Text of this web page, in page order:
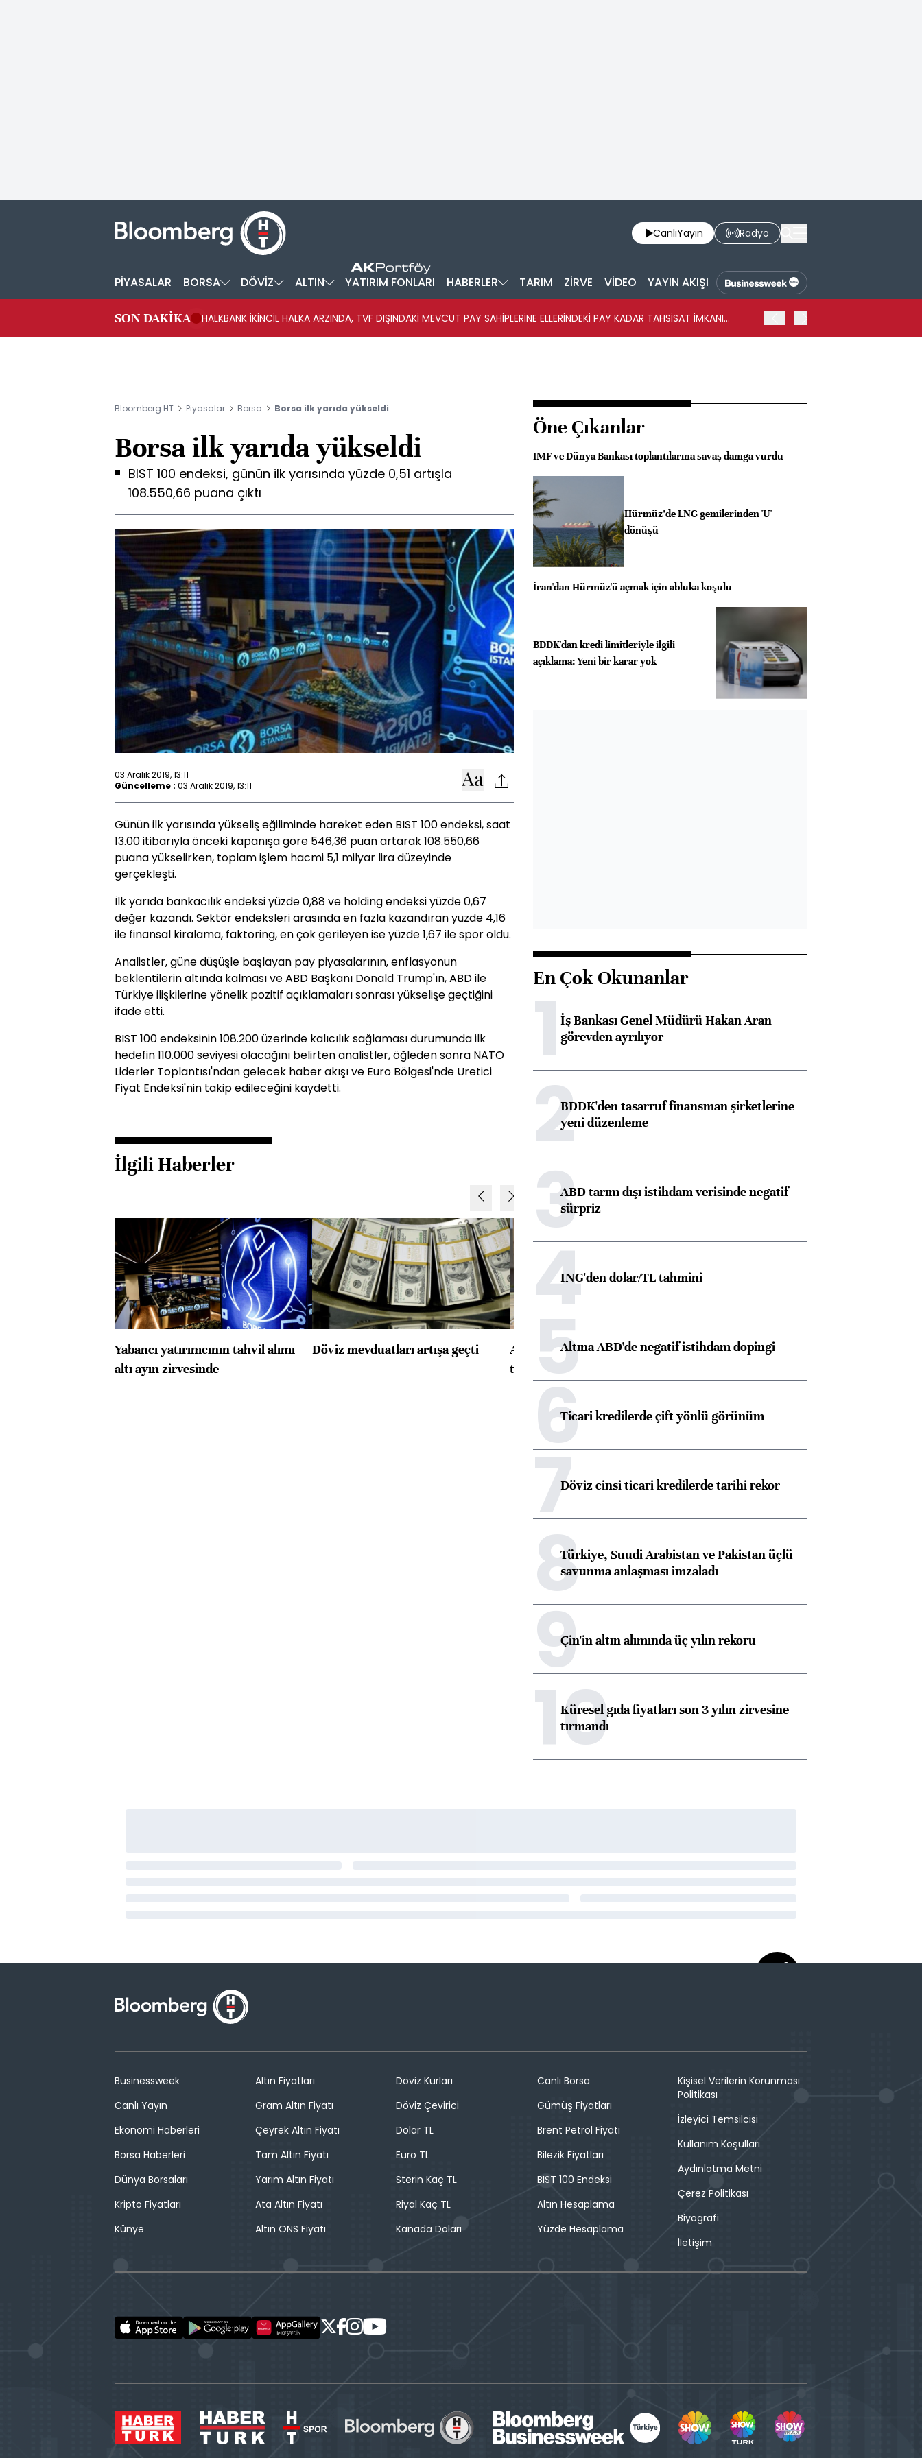
CanlıYayın Radyo
PİYASALAR BORSA DÖVİZ ALTIN YATIRIM FONLARI HABERLER TARIM ZİRVE VİDEO YAYIN AKIŞI
SON DAKİKA
HALKBANK İKİNCİL HALKA ARZINDA, TVF DIŞINDAKİ MEVCUT PAY SAHİPLERİNE ELLERİNDEKİ PAY KADAR TAHSİSAT İMKANI
Bloomberg HT Piyasalar Borsa Borsa ilk yarıda yükseldi
Borsa ilk yarıda yükseldi
BIST 100 endeksi, günün ilk yarısında yüzde 0,51 artışla
108.550,66 puana çıktı
03 Aralık 2019, 13:11
Güncelleme : 03 Aralık 2019, 13:11
Günün ilk yarısında yükseliş eğiliminde hareket eden BIST 100 endeksi, saat
13.00 itibarıyla önceki kapanışa göre 546,36 puan artarak 108.550,66
puana yükselirken, toplam işlem hacmi 5,1 milyar lira düzeyinde
gerçekleşti.
İlk yarıda bankacılık endeksi yüzde 0,88 ve holding endeksi yüzde 0,67
değer kazandı. Sektör endeksleri arasında en fazla kazandıran yüzde 4,16
ile finansal kiralama, faktoring, en çok gerileyen ise yüzde 1,67 ile spor oldu.
Analistler, güne düşüşle başlayan pay piyasalarının, enflasyonun
beklentilerin altında kalması ve ABD Başkanı Donald Trump'ın, ABD ile
Türkiye ilişkilerine yönelik pozitif açıklamaları sonrası yükselişe geçtiğini
ifade etti.
BIST 100 endeksinin 108.200 üzerinde kalıcılık sağlaması durumunda ilk
hedefin 110.000 seviyesi olacağını belirten analistler, öğleden sonra NATO
Liderler Toplantısı'ndan gelecek haber akışı ve Euro Bölgesi'nde Üretici
Fiyat Endeksi'nin takip edileceğini kaydetti.
İlgili Haberler
Yabancı yatırımcının tahvil alımı
altı ayın zirvesinde
Döviz mevduatları artışa geçti
ABD'de konut başlangıçları
toparlandı
Almanya, Commerzbank
Öne Çıkanlar
IMF ve Dünya Bankası toplantılarına savaş damga vurdu
Hürmüz’de LNG gemilerinden 'U'
dönüşü
İran'dan Hürmüz'ü açmak için abluka koşulu
BDDK'dan kredi limitleriyle ilgili
açıklama: Yeni bir karar yok
En Çok Okunanlar
1İş Bankası Genel Müdürü Hakan Aran
görevden ayrılıyor
2BDDK'den tasarruf finansman şirketlerine
yeni düzenleme
3ABD tarım dışı istihdam verisinde negatif
sürpriz
4ING'den dolar/TL tahmini
5Altına ABD'de negatif istihdam dopingi
6Ticari kredilerde çift yönlü görünüm
7Döviz cinsi ticari kredilerde tarihi rekor
8Türkiye, Suudi Arabistan ve Pakistan üçlü
savunma anlaşması imzaladı
9Çin'in altın alımında üç yılın rekoru
10
Küresel gıda fiyatları son 3 yılın zirvesine
tırmandı
Businessweek
Canlı Yayın
Ekonomi Haberleri
Borsa Haberleri
Dünya Borsaları
Kripto Fiyatları
Künye
Altın Fiyatları
Gram Altın Fiyatı
Çeyrek Altın Fiyatı
Tam Altın Fiyatı
Yarım Altın Fiyatı
Ata Altın Fiyatı
Altın ONS Fiyatı
Döviz Kurları
Döviz Çevirici
Dolar TL
Euro TL
Sterin Kaç TL
Riyal Kaç TL
Kanada Doları
Canlı Borsa
Gümüş Fiyatları
Brent Petrol Fiyatı
Bilezik Fiyatları
BIST 100 Endeksi
Altın Hesaplama
Yüzde Hesaplama
Kişisel Verilerin Korunması
Politikası
İzleyici Temsilcisi
Kullanım Koşulları
Aydınlatma Metni
Çerez Politikası
Biyografi
İletişim